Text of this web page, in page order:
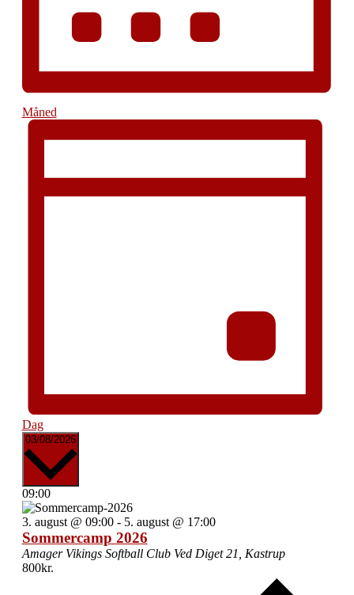
Måned
Dag
03/08/2026 Vælg
09:00
3. august @ 09:00- 5. august @ 17:00
Sommercamp 2026
Amager Vikings Softball Club Ved Diget 21, Kastrup
800kr.